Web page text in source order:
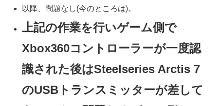
以降、問題なし(今のところは)。
上記の作業を行いゲーム側で
Xbox360コントローラーが一度認
識された後はSteelseries Arctis 7
のUSBトランスミッターが差して